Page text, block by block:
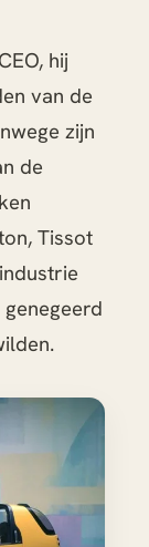
hij
van de
zijn
de
Tissot